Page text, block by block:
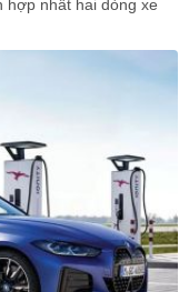
hợp nhất hai dòng xe